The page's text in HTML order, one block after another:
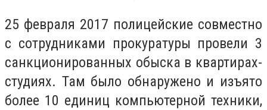
25 февраля 2017 полицейские совместно
с сотрудниками прокуратуры провели 3
санкционированных обыска в квартирах-
студиях. Там было обнаружено и изъято
более 10 единиц компьютерной техники,